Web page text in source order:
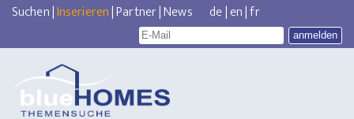
Suchen|Inserieren|Partner|News de|en|fr